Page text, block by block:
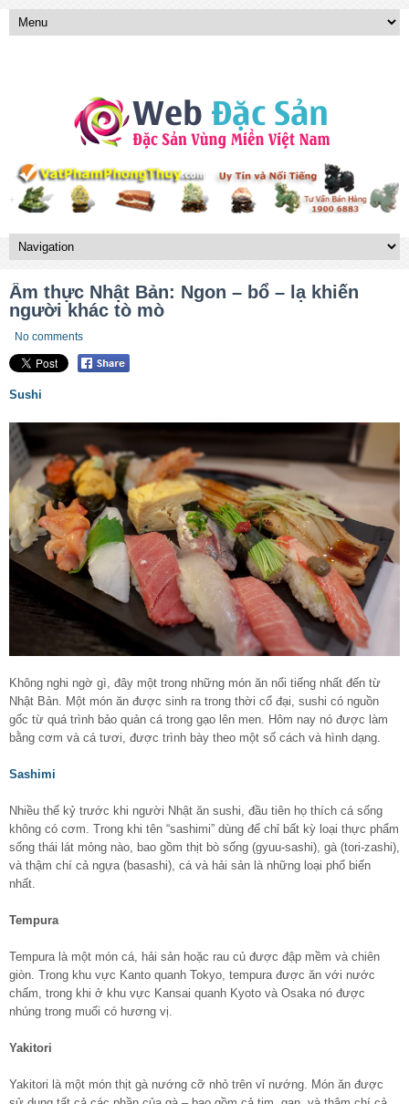
Ẩm thực Nhật Bản: Ngon – bổ – lạ khiến
người khác tò mò
No comments
Sushi
Không nghi ngờ gì, đây một trong những món ăn nổi tiếng nhất đến từ
Nhật Bản. Một món ăn được sinh ra trong thời cổ đại, sushi có nguồn
gốc từ quá trình bảo quản cá trong gạo lên men. Hôm nay nó được làm
bằng cơm và cá tươi, được trình bày theo một số cách và hình dạng.
Sashimi
Nhiều thế kỷ trước khi người Nhật ăn sushi, đầu tiên họ thích cá sống
không có cơm. Trong khi tên “sashimi” dùng để chỉ bất kỳ loại thực phẩm
sống thái lát mỏng nào, bao gồm thịt bò sống (gyuu-sashi), gà (tori-zashi),
và thậm chí cả ngựa (basashi), cá và hải sản là những loại phổ biến
nhất.
Tempura
Tempura là một món cá, hải sản hoặc rau củ được đập mềm và chiên
giòn. Trong khu vực Kanto quanh Tokyo, tempura được ăn với nước
chấm, trong khi ở khu vực Kansai quanh Kyoto và Osaka nó được
nhúng trong muối có hương vị.
Yakitori
Yakitori là một món thịt gà nướng cỡ nhỏ trên vỉ nướng. Món ăn được